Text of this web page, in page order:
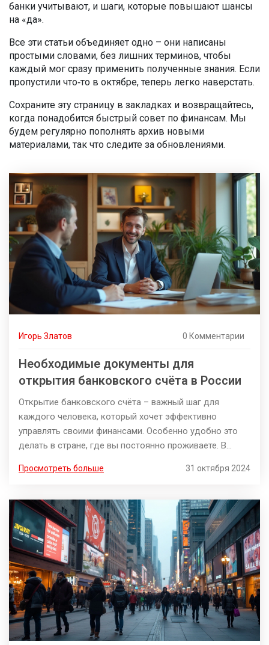
банки учитывают, и шаги, которые повышают шансы
на «да».
Все эти статьи объединяет одно – они написаны
простыми словами, без лишних терминов, чтобы
каждый мог сразу применить полученные знания. Если
пропустили что‑то в октябре, теперь легко наверстать.
Сохраните эту страницу в закладках и возвращайтесь,
когда понадобится быстрый совет по финансам. Мы
будем регулярно пополнять архив новыми
материалами, так что следите за обновлениями.
Игорь Златов 0 Комментарии
Необходимые документы для
открытия банковского счёта в России
Открытие банковского счёта – важный шаг для
каждого человека, который хочет эффективно
управлять своими финансами. Особенно удобно это
делать в стране, где вы постоянно проживаете. В
документы потребуются для открытия счёта в банке
избежать возможных трудностей. Кроме того, будут
даны полезные советы и рекомендации от экспертов.
Просмотреть больше 31 октября 2024